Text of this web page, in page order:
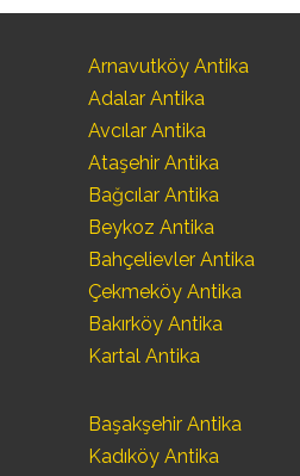
Arnavutköy Antika
Adalar Antika
Avcılar Antika
Ataşehir Antika
Bağcılar Antika
Beykoz Antika
Bahçelievler Antika
Çekmeköy Antika
Bakırköy Antika
Kartal Antika
Başakşehir Antika
Kadıköy Antika